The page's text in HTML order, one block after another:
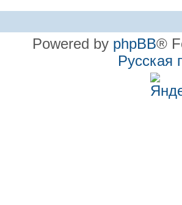
Powered by phpBB®
Русская